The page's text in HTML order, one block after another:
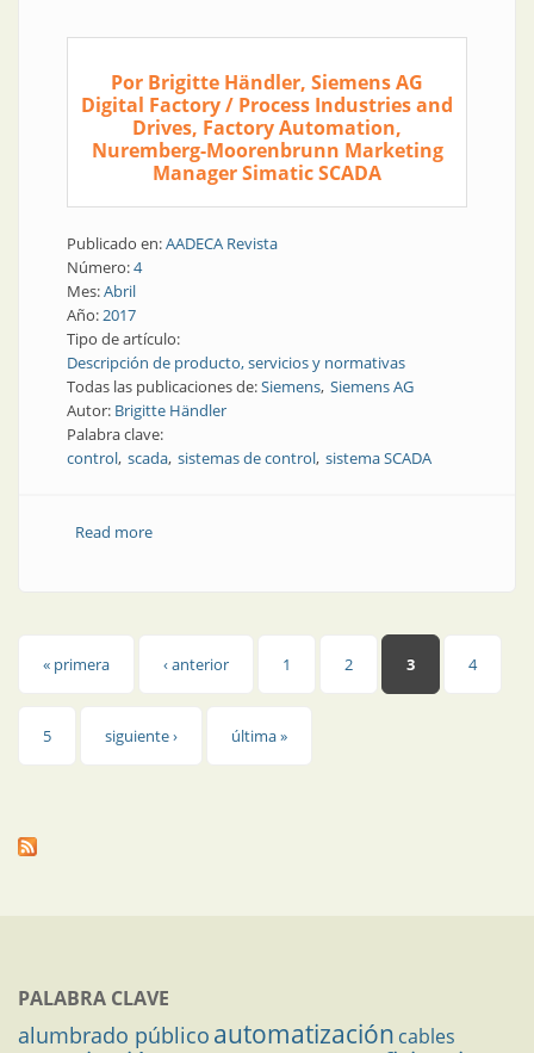
Por Brigitte Händler, Siemens AG
Digital Factory / Process Industries and
Drives, Factory Automation,
Nuremberg-Moorenbrunn Marketing
Manager Simatic SCADA
Publicado en:AADECA Revista
Número:4
Mes:Abril
Año:2017
Tipo de artículo:
Descripción de producto, servicios y normativas
Todas las publicaciones de:Siemens Siemens AG
Autor: Brigitte Händler
Palabra clave:
control scada sistemas de control sistema SCADA
Read moreabout SCADA | Sistema SCADA más confiable y
Páginas
« primera ‹ anterior 1 2 3 4
5 siguiente › última »
PALABRA CLAVE
alumbrado público automatización cables